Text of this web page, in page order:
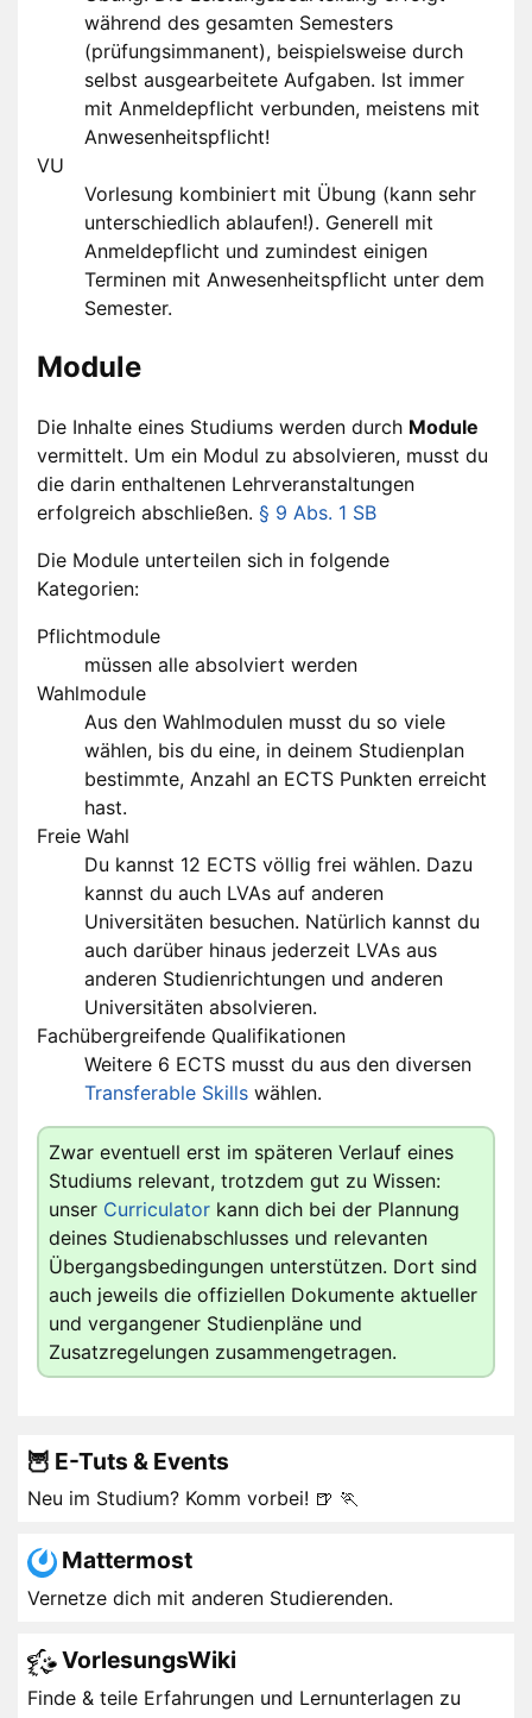
während des gesamten Semesters
(prüfungsimmanent), beispielsweise durch
selbst ausgearbeitete Aufgaben. Ist immer
mit Anmeldepflicht verbunden, meistens mit
Anwesenheitspflicht!
VU
Vorlesung kombiniert mit Übung (kann sehr
unterschiedlich ablaufen!). Generell mit
Anmeldepflicht und zumindest einigen
Terminen mit Anwesenheitspflicht unter dem
Semester.
Module
Die Inhalte eines Studiums werden durch Module
vermittelt. Um ein Modul zu absolvieren, musst du
die darin enthaltenen Lehrveranstaltungen
erfolgreich abschließen. § 9 Abs. 1 SB
Die Module unterteilen sich in folgende
Kategorien:
Pflichtmodule
müssen alle absolviert werden
Wahlmodule
Aus den Wahlmodulen musst du so viele
wählen, bis du eine, in deinem Studienplan
bestimmte, Anzahl an ECTS Punkten erreicht
hast.
Freie Wahl
Du kannst 12 ECTS völlig frei wählen. Dazu
kannst du auch LVAs auf anderen
Universitäten besuchen. Natürlich kannst du
auch darüber hinaus jederzeit LVAs aus
anderen Studienrichtungen und anderen
Universitäten absolvieren.
Fachübergreifende Qualifikationen
Weitere 6 ECTS musst du aus den diversen
Transferable Skills wählen.
Zwar eventuell erst im späteren Verlauf eines
Studiums relevant, trotzdem gut zu Wissen:
unser Curriculator kann dich bei der Plannung
deines Studienabschlusses und relevanten
Übergangsbedingungen unterstützen. Dort sind
auch jeweils die offiziellen Dokumente aktueller
und vergangener Studienpläne und
Zusatzregelungen zusammengetragen.
🦉 E-Tuts & Events
Neu im Studium? Komm vorbei! 🍺 🏃
Mattermost
Vernetze dich mit anderen Studierenden.
VorlesungsWiki
Finde & teile Erfahrungen und Lernunterlagen zu